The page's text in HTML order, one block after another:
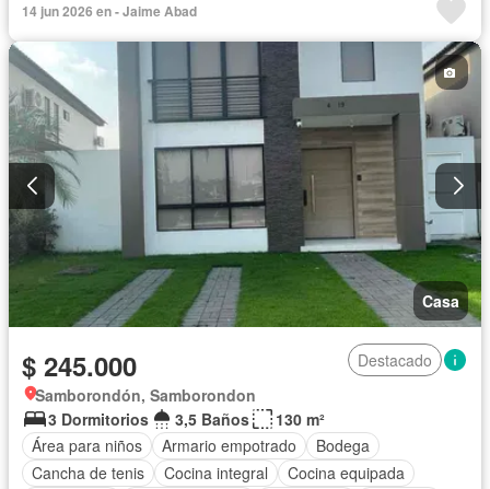
14 jun 2026 en - Jaime Abad
Casa
$ 245.000
Destacado
Samborondón, Samborondon
3 Dormitorios
3,5 Baños
130 m²
Área para niños
Armario empotrado
Bodega
Cancha de tenis
Cocina integral
Cocina equipada